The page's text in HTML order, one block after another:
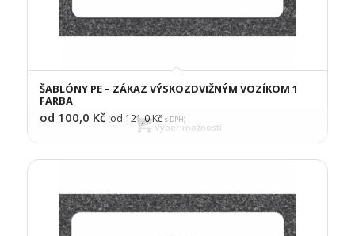
ŠABLÓNY PE – ZÁKAZ VÝSKOZDVIŽNÝM VOZÍKOM 1
FARBA
od 100,0 Kč (od 121,0Kčs DPH)
Výber možností